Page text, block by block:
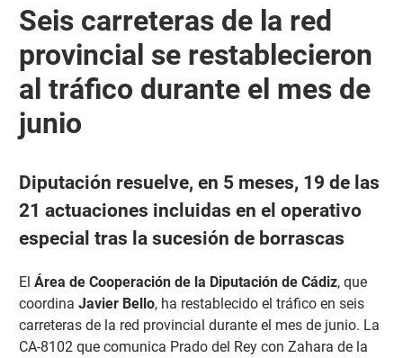
Seis carreteras de la red
provincial se restablecieron
al tráfico durante el mes de
junio
Diputación resuelve, en 5 meses, 19 de las
21 actuaciones incluidas en el operativo
especial tras la sucesión de borrascas
El Área de Cooperación de la Diputación de Cádiz, que
coordina Javier Bello, ha restablecido el tráfico en seis
carreteras de la red provincial durante el mes de junio. La
CA-8102 que comunica Prado del Rey con Zahara de la